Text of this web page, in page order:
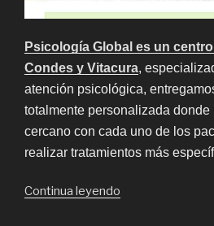
Psicología Global es un
Condes y Vitacura,
atención psicológica,
totalmente personalizada donde
cercano con cada uno de los
realizar tratamientos más
Continua leyendo